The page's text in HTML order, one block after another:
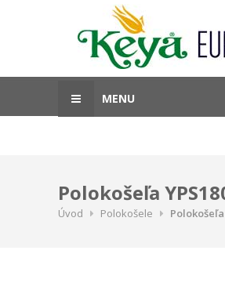
MENU
Polokošeľa
Úvod Polokošele Polokošeľa